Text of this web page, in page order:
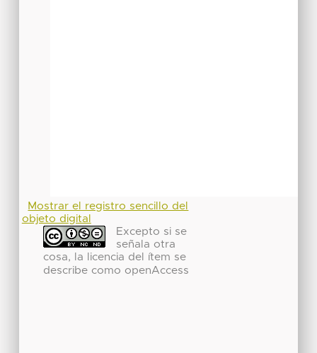
Mostrar el registro sencillo del
objeto digital
Excepto si se
señala otra
cosa, la licencia del ítem se
describe como openAccess